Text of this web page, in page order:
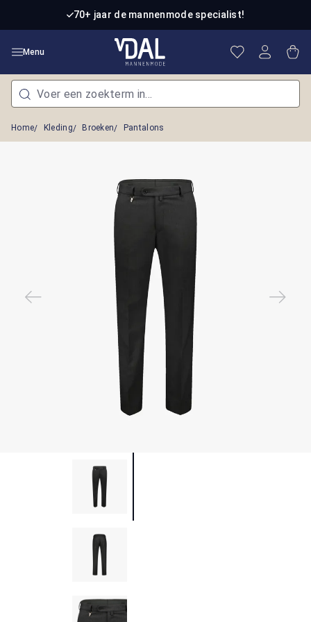
Ga naar de hoofdinhoud70+ jaar de mannenmode specialist!
Menu Je hebt 0
Home Kleding Broeken Pantalons